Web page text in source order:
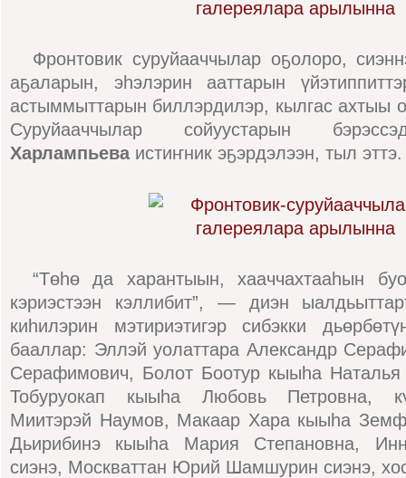
Фронтовик суруйааччылар оҕолоро,
аҕаларын, эһэлэрин ааттарын
астыммыттарын биллэрдилэр, кылгас ахтыы
Суруйааччылар сойуустарын
Харлампьеваистиҥник эҕэрдэлээн, тыл эттэ.
“Төһө да харантыын, хааччахтааһын
кэриэстээн кэллибит”, — диэн
киһилэрин мэтириэтигэр сибэкки
бааллар: Эллэй уолаттара Александр
Серафимович, Болот Боотур кыыһа Наталья
Тобуруокап кыыһа Любовь Петровна,
Миитэрэй Наумов, Макаар Хара кыыһа
Дьирибинэ кыыһа Мария Степановна,
сиэнэ, Москваттан Юрий Шамшурин сиэнэ,